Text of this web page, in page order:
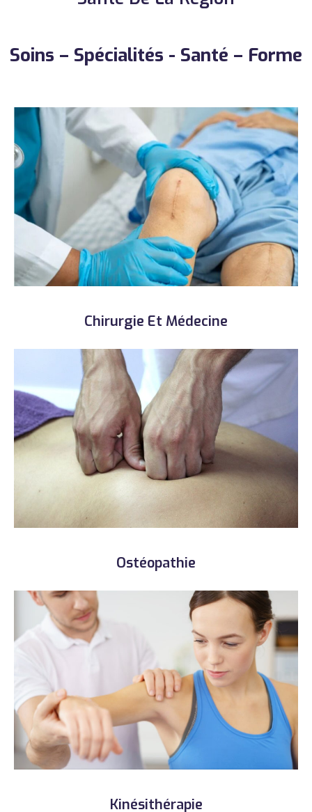
Soins – Spécialités - Santé – Forme
Chirurgie Et Médecine
Ostéopathie
Kinésithérapie